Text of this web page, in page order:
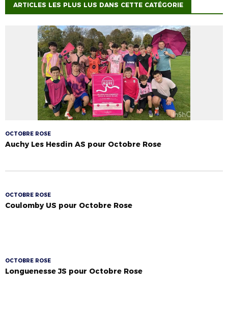
ARTICLES LES PLUS LUS DANS CETTE CATÉGORIE
OCTOBRE ROSE
Auchy Les Hesdin AS pour Octobre Rose
OCTOBRE ROSE
Coulomby US pour Octobre Rose
OCTOBRE ROSE
Longuenesse JS pour Octobre Rose